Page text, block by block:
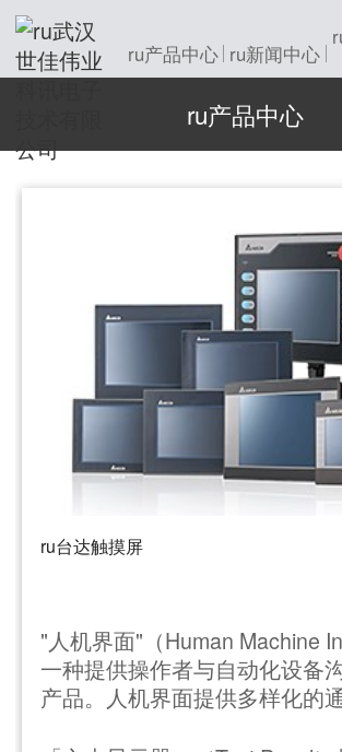
ru产品中心 ru新闻中心
ru产品中心
ru台达触摸屏
"人机界面"（Human Machine
一种提供操作者与自动化设备
产品。人机界面提供多样化的